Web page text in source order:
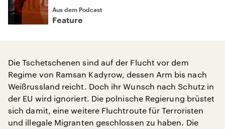
Aus dem Podcast
Feature
Die Tschetschenen sind auf der Flucht vor dem
Regime von Ramsan Kadyrow, dessen Arm bis nach
Weißrussland reicht. Doch ihr Wunsch nach Schutz in
der EU wird ignoriert. Die polnische Regierung brüstet
sich damit, eine weitere Fluchtroute für Terroristen
und illegale Migranten geschlossen zu haben. Die